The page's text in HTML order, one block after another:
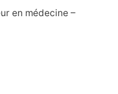
en médecine –